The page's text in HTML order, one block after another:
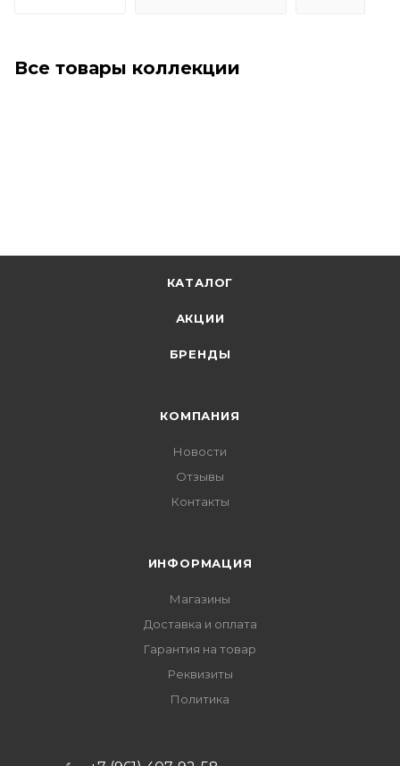
Все товары коллекции
КАТАЛОГ
АКЦИИ
БРЕНДЫ
КОМПАНИЯ
Новости
Отзывы
Контакты
ИНФОРМАЦИЯ
Магазины
Доставка и оплата
Гарантия на товар
Реквизиты
Политика